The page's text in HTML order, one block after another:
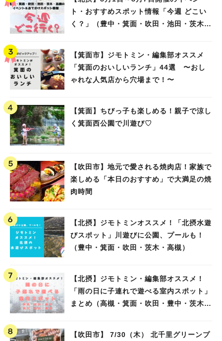
ト・おすすめスポット情報「今週 どこい
く？」（豊中・箕面・吹田・池田・茨木・
【箕面市】ジモトミン・編集部オススメ
「箕面のおいしいランチ」44選 〜おし
ゃれな人気店から穴場まで！〜
【箕面】ちびっ子も楽しめる！親子で涼し
く箕面西公園で川遊び♡
【吹田市】地元で愛される焼肉店！家族で
楽しめる「本日のおすすめ」で大満足の焼
肉時間
【北摂】ジモトミンオススメ！「北摂水遊
びスポット」川遊びに公園、プールも！
（豊中・箕面・吹田・茨木・高槻）
【北摂】ジモトミン・編集部オススメ！
「雨の日に子連れで遊べる室内スポット」
まとめ（高槻・箕面・吹田・豊中・茨木・
【吹田市】 7/30（木） 北千里グリーンプ